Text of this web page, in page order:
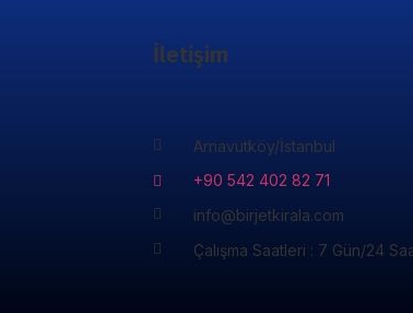
İletişim
Arnavutköy/İstanbul
+90 542 402 82 71
info@birjetkirala.com
Çalışma Saatleri : 7 Gün/24